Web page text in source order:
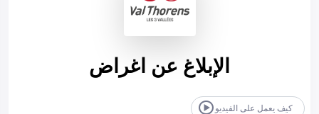
الإبلاغ عن اغراض
كيف يعمل على الفيديو